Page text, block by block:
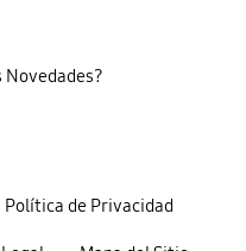
Política de Privacidad
Novedades?